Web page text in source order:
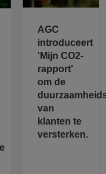
AGC
introduceert
'Mijn CO2-
rapport'
om de
van
klanten te
versterken.